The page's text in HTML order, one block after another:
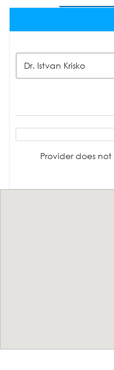
Dr. Istvan Krisko
Provider does